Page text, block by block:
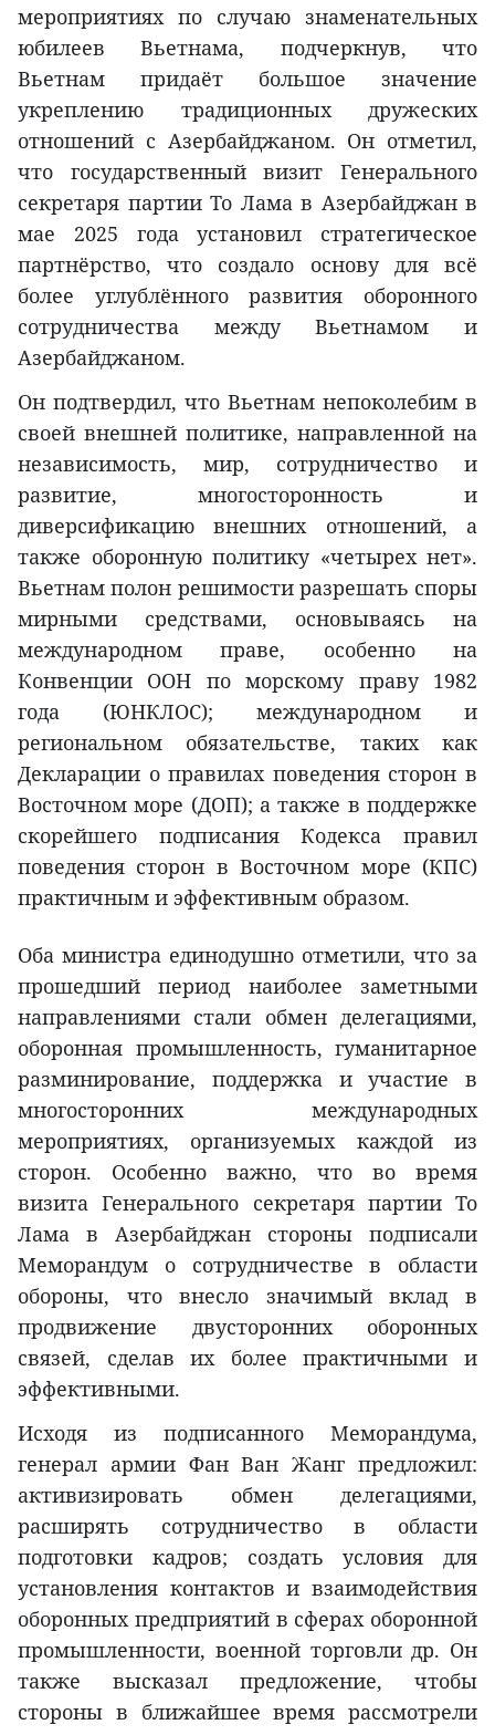
мероприятиях по случаю знаменательных
юбилеев Вьетнама, подчеркнув, что
Вьетнам придаёт большое значение
укреплению традиционных дружеских
отношений с Азербайджаном. Он отметил,
что государственный визит Генерального
секретаря партии То Лама в Азербайджан в
мае 2025 года установил стратегическое
партнёрство, что создало основу для всё
более углублённого развития оборонного
сотрудничества между Вьетнамом и
Азербайджаном.
Он подтвердил, что Вьетнам непоколебим в
своей внешней политике, направленной на
независимость, мир, сотрудничество и
развитие, многосторонность и
диверсификацию внешних отношений, а
также оборонную политику «четырех нет».
Вьетнам полон решимости разрешать споры
мирными средствами, основываясь на
международном праве, особенно на
Конвенции ООН по морскому праву 1982
года (ЮНКЛОС); международном и
региональном обязательстве, таких как
Декларации о правилах поведения сторон в
Восточном море (ДОП); а также в поддержке
скорейшего подписания Кодекса правил
поведения сторон в Восточном море (КПС)
практичным и эффективным образом.
Оба министра единодушно отметили, что за
прошедший период наиболее заметными
направлениями стали обмен делегациями,
оборонная промышленность, гуманитарное
разминирование, поддержка и участие в
многосторонних международных
мероприятиях, организуемых каждой из
сторон. Особенно важно, что во время
визита Генерального секретаря партии То
Лама в Азербайджан стороны подписали
Меморандум о сотрудничестве в области
обороны, что внесло значимый вклад в
продвижение двусторонних оборонных
связей, сделав их более практичными и
эффективными.
Исходя из подписанного Меморандума,
генерал армии Фан Ван Жанг предложил:
активизировать обмен делегациями,
расширять сотрудничество в области
подготовки кадров; создать условия для
установления контактов и взаимодействия
оборонных предприятий в сферах оборонной
промышленности, военной торговли др. Он
также высказал предложение, чтобы
стороны в ближайшее время рассмотрели